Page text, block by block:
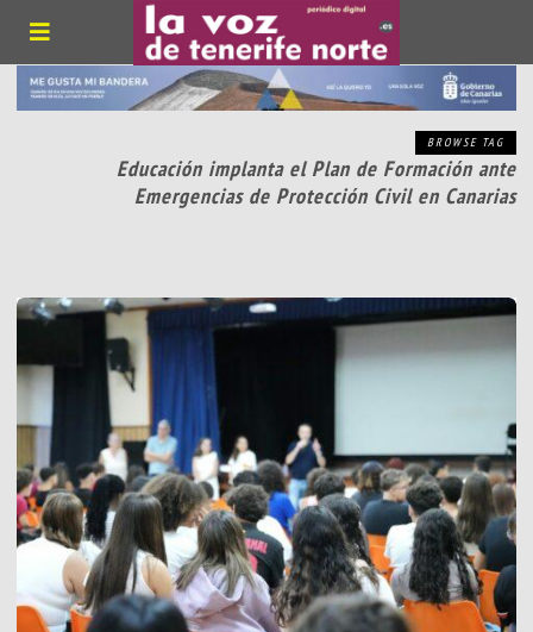
BROWSE TAG
Educación implanta el Plan de Formación ante
Emergencias de Protección Civil en Canarias